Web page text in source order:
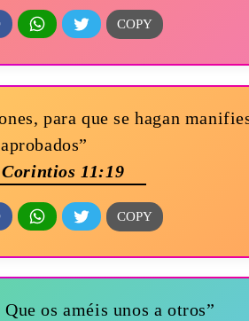
para que se hagan
aprobados”
11:19
os améis unos a otros”